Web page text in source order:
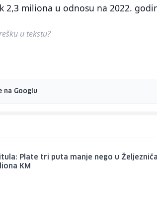
2,3 miliona u odnosu na 2022.
u tekstu?
na Googlu
Plate tri puta manje nego u
KM